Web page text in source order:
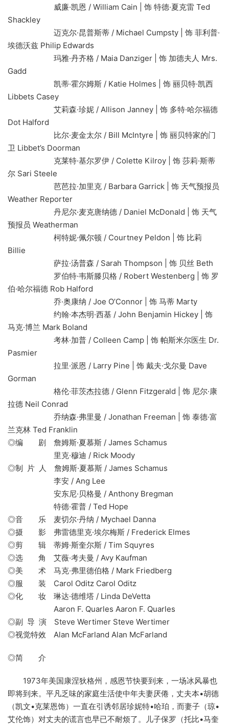
威廉·凯恩 / William Cain | 饰 特德·夏克雷 Ted
Shackley
迈克尔·昆普斯蒂 / Michael Cumpsty | 饰 菲利普·
埃德沃兹 Philip Edwards
玛雅·丹齐格 / Maia Danziger | 饰 加德夫人 Mrs.
Gadd
凯蒂·霍尔姆斯 / Katie Holmes | 饰 丽贝特·凯西
Libbets Casey
艾莉森·珍妮 / Allison Janney | 饰 多特·哈尔福德
Dot Halford
比尔·麦金太尔 / Bill McIntyre | 饰 丽贝特家的门
卫 Libbet’s Doorman
克莱特·基尔罗伊 / Colette Kilroy | 饰 莎莉·斯蒂
尔 Sari Steele
芭芭拉·加里克 / Barbara Garrick | 饰 天气预报员
Weather Reporter
丹尼尔·麦克唐纳德 / Daniel McDonald | 饰 天气
预报员 Weatherman
柯特妮·佩尔顿 / Courtney Peldon | 饰 比莉
Billie
萨拉·汤普森 / Sarah Thompson | 饰 贝丝 Beth
罗伯特·韦斯滕贝格 / Robert Westenberg | 饰 罗
伯·哈尔福德 Rob Halford
乔·奥康纳 / Joe O’Connor | 饰 马蒂 Marty
约翰·本杰明·西基 / John Benjamin Hickey | 饰
马克·博兰 Mark Boland
考林·加普 / Colleen Camp | 饰 帕斯米尔医生 Dr.
Pasmier
拉里·派恩 / Larry Pine | 饰 戴夫·戈尔曼 Dave
Gorman
格伦·菲茨杰拉德 / Glenn Fitzgerald | 饰 尼尔·康
拉德 Neil Conrad
乔纳森·弗里曼 / Jonathan Freeman | 饰 泰德·富
兰克林 Ted Franklin
◎编 剧 詹姆斯·夏慕斯 / James Schamus
里克·穆迪 / Rick Moody
◎制 片 人 詹姆斯·夏慕斯 / James Schamus
李安 / Ang Lee
安东尼·贝格曼 / Anthony Bregman
特德·霍普 / Ted Hope
◎音 乐 麦切尔·丹纳 / Mychael Danna
◎摄 影 弗雷德里克·埃尔梅斯 / Frederick Elmes
◎剪 辑 蒂姆·斯奎尔斯 / Tim Squyres
◎选 角 艾薇·考夫曼 / Avy Kaufman
◎美 术 马克·弗里德伯格 / Mark Friedberg
◎服 装 Carol Oditz Carol Oditz
◎化 妆 琳达·德维塔 / Linda DeVetta
Aaron F. Quarles Aaron F. Quarles
◎副 导 演 Steve Wertimer Steve Wertimer
◎视觉特效 Alan McFarland Alan McFarland
◎简 介
1973年美国康涅狄格州，感恩节快要到来，一场冰风暴也
即将到来。平凡乏味的家庭生活使中年夫妻厌倦，丈夫本•胡德
（凯文•克莱恩饰）一直在引诱邻居珍妮特•哈珀，而妻子（琼•
艾伦饰）对丈夫的谎言也早已不耐烦了。儿子保罗（托比•马奎